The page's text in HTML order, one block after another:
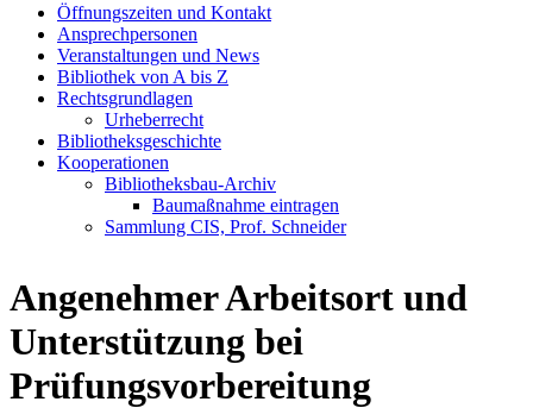
Öffnungszeiten und Kontakt
Ansprechpersonen
Veranstaltungen und News
Bibliothek von A bis Z
Rechtsgrundlagen
Urheberrecht
Bibliotheksgeschichte
Kooperationen
Bibliotheksbau-Archiv
Baumaßnahme eintragen
Sammlung CIS, Prof. Schneider
Angenehmer Arbeitsort und
Unterstützung bei
Prüfungsvorbereitung